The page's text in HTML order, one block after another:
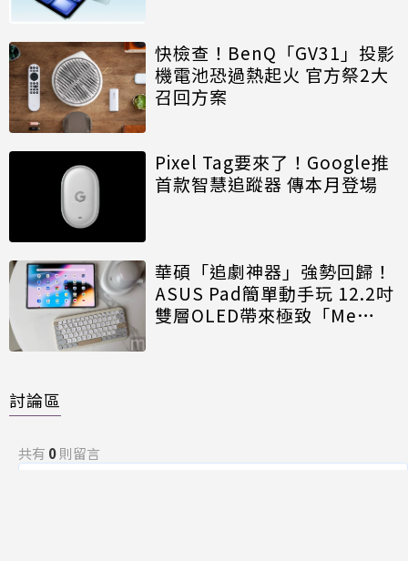
快檢查！BenQ「GV31」投影
機電池恐過熱起火 官方祭2大
召回方案
Pixel Tag要來了！Google推
首款智慧追蹤器 傳本月登場
華碩「追劇神器」強勢回歸！
ASUS Pad簡單動手玩 12.2吋
雙層OLED帶來極致「Me
討論區
共有 0則留言